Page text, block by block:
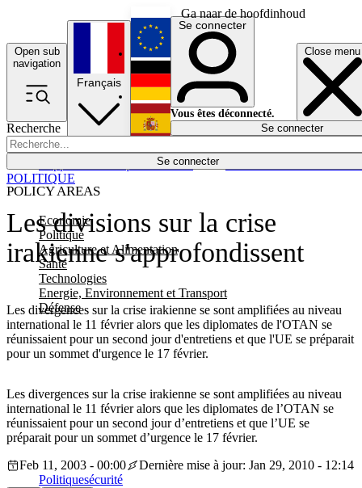
Ga naar de hoofdinhoud
Open sub
navigation
Close menu
Recherche
Se connecter
POLICY AREAS
Economie
Politique
Agriculture et Alimentation
Santé
Technologies
Energie, Environnement et Transport
Défense
Économie
Français
English
Deutsch
Español
Se connecter
Vous êtes déconnecté.
Se connecter
Les divisions sur la crise
irakienne s'approfondissent
Les divergences sur la crise irakienne se sont amplifiées au niveau
international le 11 février alors que les diplomates de l'OTAN se
réunissaient pour un second jour d'entretiens et que l'UE se préparait
pour un sommet d'urgence le 17 février.
POLITIQUE
Les divergences sur la crise irakienne se sont amplifiées au niveau
international le 11 février alors que les diplomates de l’OTAN se
réunissaient pour un second jour d’entretiens et que l’UE se
préparait pour un sommet d’urgence le 17 février.
Feb 11, 2003 - 00:00
Dernière mise à jour: Jan 29, 2010 - 12:14
Politiquesécurité